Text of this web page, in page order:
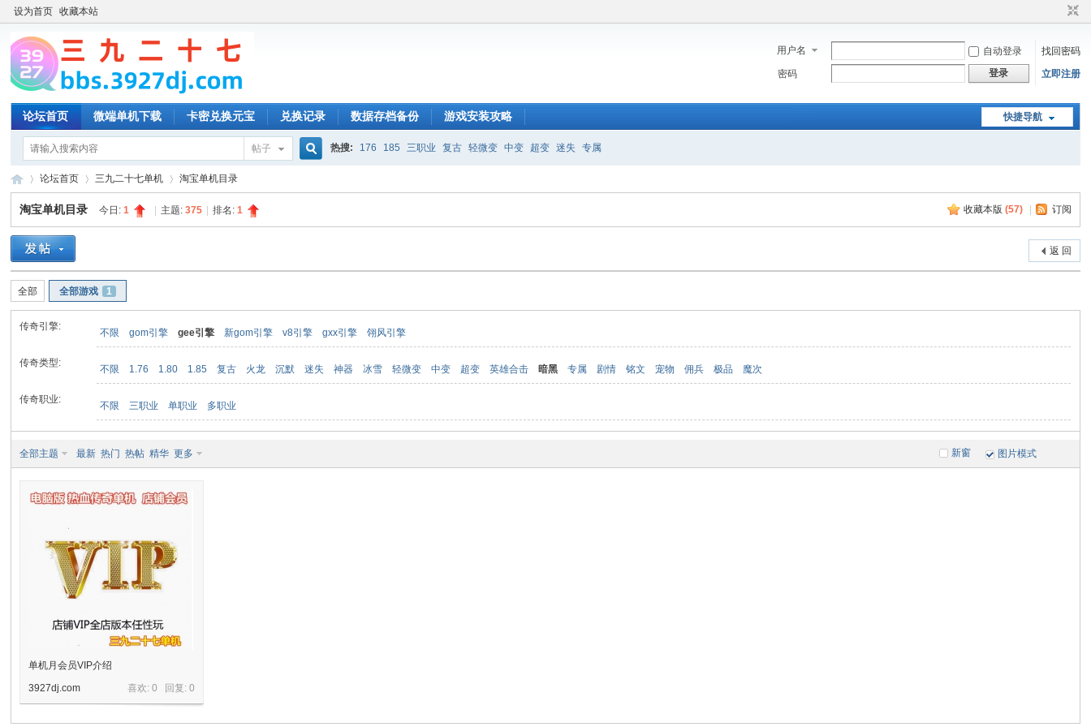
设为首页 收藏本站
用户名 自动登录
找回密码
密码
登录 立即注册
快捷导航
论坛首页 微端单机下载 卡密兑换元宝 兑换记录 数据存档备份 游戏安装攻略
帖子 热搜: 176 185 三职业 复古 轻微变 中变 超变 迷失 专属
»
论坛首页 三九二十七单机 淘宝单机目录
收藏本版 (57) 订阅
淘宝单机目录 今日:1 主题:375 排名:1
返 回
全部 全部游戏 1
传奇引擎:
不限 gom引擎 gee引擎 新gom引擎 v8引擎 gxx引擎 翎风引擎
传奇类型:
不限 1.76 1.80 1.85 复古 火龙 沉默 迷失 神器 冰雪 轻微变 中变 超变 英雄合击 暗黑 专属 剧情 铭文 宠物 佣兵 极品 魔次
传奇职业:
不限 三职业 单职业 多职业
新窗
全部主题 最新 热门 热帖 精华 更多 图片模式
单机月会员VIP介绍
喜欢: 0 回复:0
3927dj.com